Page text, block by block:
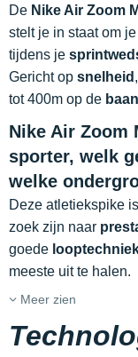
De Nike Air Zoom
stelt je in staat om
tijdens je
Gericht op snelheid
tot 400m op de baan
Nike Air Zoom
sporter, welk
welke
Deze atletiekspike
zoek zijn naar
goede
meeste uit te halen.
Meer zien